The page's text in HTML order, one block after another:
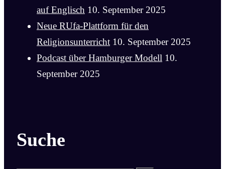
auf Englisch 10. September 2025
Neue RUfa-Plattform für den
Religionsunterricht 10. September 2025
Podcast über Hamburger Modell 10.
September 2025
Suche